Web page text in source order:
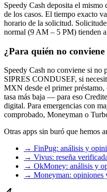
Speedy Cash deposita el
de los casos. El tiempo exacto
horario de la solicitud.
normal (9 AM – 5 PM) tienden a
¿Para quién no conviene
Speedy Cash no conviene si no
SIPRES CONDUSEF, si
MXN desde el primer préstamo,
tasa más baja — para eso
digital. Para emergencias con
comprobado, Moneyman o
Otras apps sin buró que hemos
→ FinPug: análisis y
→ Vivus: reseña
→ OkMoney: análisis y
→ Moneyman: opiniones